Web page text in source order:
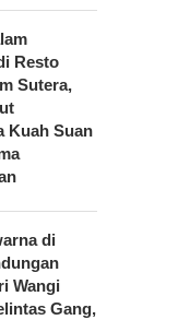
Resto
Sutera,
Kuah Suan
di
Wangi
Gang,